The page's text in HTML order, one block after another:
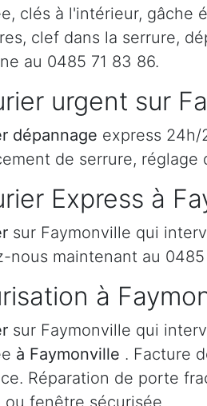
clés à l'intérieur, gâche
clef dans la serrure,
au 0485 71 83 86.
urgent sur
dépannage express
de serrure,
Express à
sur Faymonville qui
nous maintenant au
à
sur Faymonville qui
à Faymonville . Facture
Réparation de porte
ou fenêtre sécurisée.